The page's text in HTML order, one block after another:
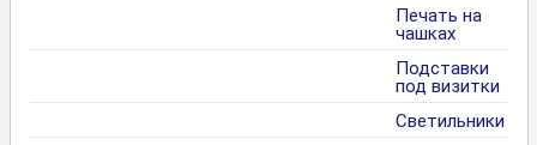
Печать на
чашках
Подставки
под визитки
Светильники